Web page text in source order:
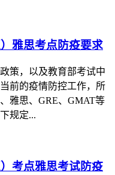
雅思考点防疫要求
策，以及教育部考试中
前的疫情防控工作，所
雅思、GRE、GMAT等
规定...
考点雅思考试防疫